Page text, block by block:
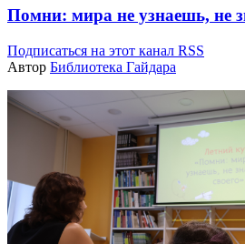
Помни: мира не узнаешь, не
Подписаться на этот канал RSS
Автор Библиотека Гайдара